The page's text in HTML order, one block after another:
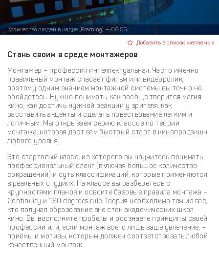
Количество людей в кадре (Framing) — 06:56
Добавить в список желаемых
Стань своим в среде монтажеров
Монтажер – профессия интеллектуальная. Часто именно
правильный монтаж спасает фильм или видеоролик,
поэтому одним знанием монтажной системы вы точно не
обойдетесь. Нужно понимать, как вообще творится магия
кино, как достичь нужной реакции у зрителя, как
расставить акценты и сделать повествование легким и
логичным. Мы открываем серию классов по теории
монтажа, которая даст вам быстрый старт в кинопродакшн
любого уровня.
Это стартовый класс, из которого вы научитесь понимать
профессиональный сленг (включая большое количество
сокращений) и суть классификаций, которые применяются
в реальных студиях. На классе вы разберетесь с
крупностями планов и освоите базовые правила монтажа –
Continuity и 180 degrees rule. Теория необходима тем из вас,
кто получал образование вне стен академических школ
кино. Вы восполните пробелы и осознаете принципы своей
профессии или, если монтаж всего лишь ваше увлечение, –
приёмы и мотивы, которым должен соответствовать любой
качественный монтаж.